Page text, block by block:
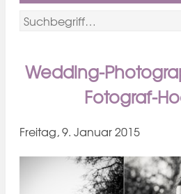
Wedding-
Fotograf-
Freitag, 9. Januar 2015